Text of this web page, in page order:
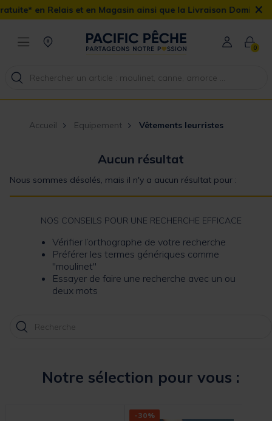
en Relais et en Magasin ainsi que la Livraison Domicile ×
0
Accueil Equipement Vêtements leurristes
Aucun résultat
Nous sommes désolés, mais il n'y a aucun résultat pour :
NOS CONSEILS POUR UNE RECHERCHE EFFICACE
Vérifier l’orthographe de votre recherche
Préférer les termes génériques comme
"moulinet"
Essayer de faire une recherche avec un ou
deux mots
Notre sélection pour vous :
-30%